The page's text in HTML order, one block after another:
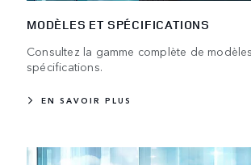
MODÈLES ET SPÉCIFICATIONS
Consultez la gamme complète de
spécifications.
EN SAVOIR PLUS